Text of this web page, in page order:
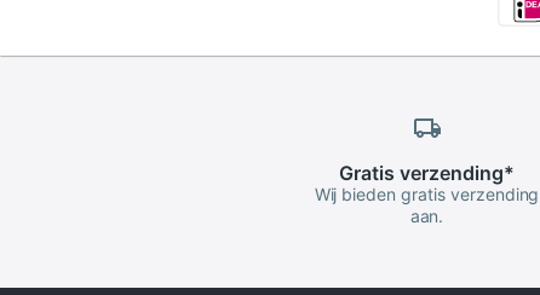
Gratis verzending*
Wij bieden gratis verzending
aan.